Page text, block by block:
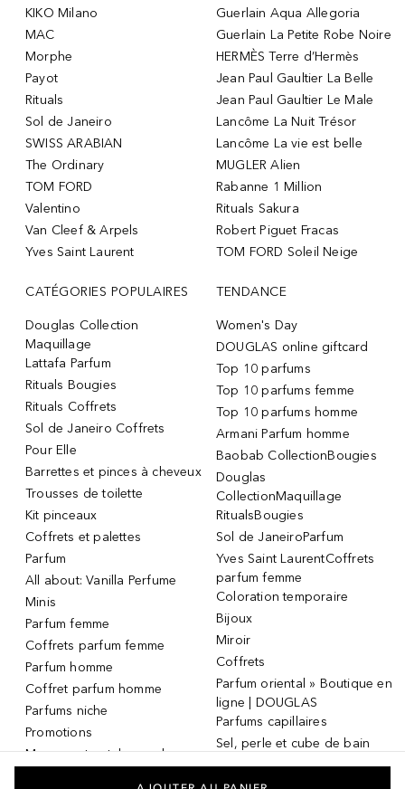
KIKO Milano
MAC
Morphe
Payot
Rituals
Sol de Janeiro
SWISS ARABIAN
The Ordinary
TOM FORD
Valentino
Van Cleef & Arpels
Yves Saint Laurent
Guerlain Aqua Allegoria
Guerlain La Petite Robe Noire
HERMÈS Terre d’Hermès
Jean Paul Gaultier La Belle
Jean Paul Gaultier Le Male
Lancôme La Nuit Trésor
Lancôme La vie est belle
MUGLER Alien
Rabanne 1 Million
Rituals Sakura
Robert Piguet Fracas
TOM FORD Soleil Neige
CATÉGORIES POPULAIRES
Douglas Collection
Maquillage
Lattafa Parfum
Rituals Bougies
Rituals Coffrets
Sol de Janeiro Coffrets
Pour Elle
Barrettes et pinces à cheveux
Trousses de toilette
Kit pinceaux
Coffrets et palettes
Parfum
All about: Vanilla Perfume
Minis
Parfum femme
Coffrets parfum femme
Parfum homme
Coffret parfum homme
Parfums niche
Promotions
Masque et patch pour les
TENDANCE
Women's Day
DOUGLAS online giftcard
Top 10 parfums
Top 10 parfums femme
Top 10 parfums homme
Armani Parfum homme
Baobab CollectionBougies
Douglas
CollectionMaquillage
RitualsBougies
Sol de JaneiroParfum
Yves Saint LaurentCoffrets
parfum femme
Coloration temporaire
Bijoux
Miroir
Coffrets
Parfum oriental » Boutique en
ligne | DOUGLAS
Parfums capillaires
Sel, perle et cube de bain
Dermaroller